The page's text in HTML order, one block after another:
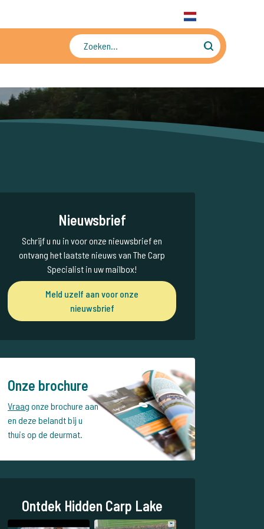
Nieuwsbrief
Schrijf u nu in voor onze nieuwsbrief en
ontvang het laatste nieuws van The Carp
Specialist in uw mailbox!
Meld uzelf aan voor onze
nieuwsbrief
Onze brochure
Vraag onze brochure aan
en deze belandt bij u
thuis op de deurmat.
Ontdek Hidden Carp Lake